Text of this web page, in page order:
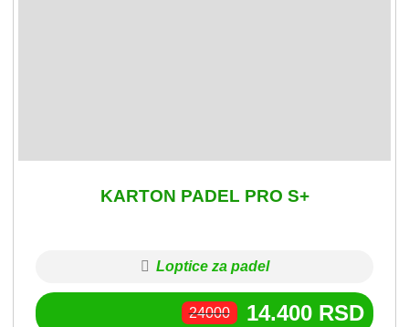
KARTON PADEL PRO S+
Loptice za padel
24000 14.400 RSD